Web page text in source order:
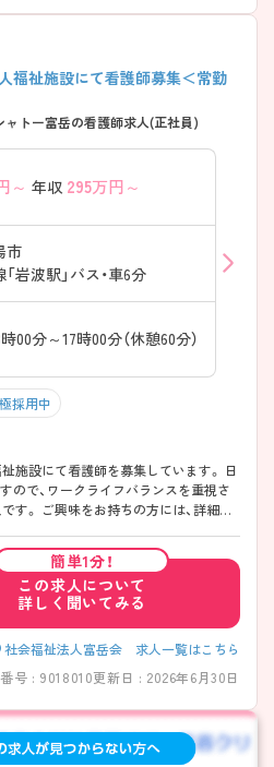
福祉施設にて看護師募集＜常勤
トー富岳の看護師求人(正社員)
～ 年収 295万円～
市
岩波駅」バス・車6分
00分～17時00分（休憩60分）
採用中
設にて看護師を募集しています。 日
ので、ワークライフバランスを重視さ
、詳細の
簡単1分！
この求人について
詳しく聞いてみる
社会福祉法人富岳会 求人一覧はこちら
号 : 9018010更新日 : 2026年6月30日